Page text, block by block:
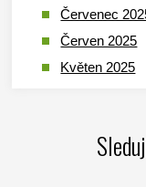
Červenec
Červen 2025
Květen 2025
Leden 2025